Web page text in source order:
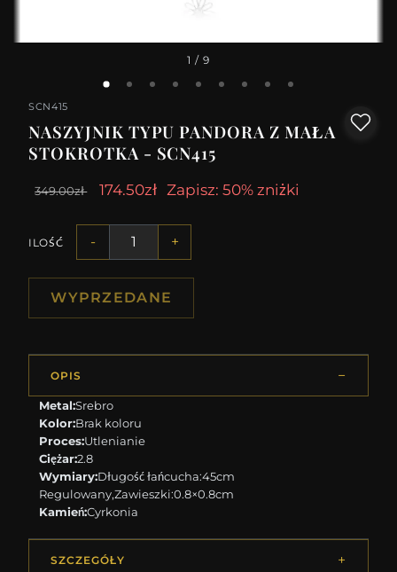
1 / 9
SCN415
NASZYJNIK TYPU PANDORA Z MAŁA
STOKROTKA - SCN415
349.00zł 174.50zł Zapisz: 50% zniżki
ILOŚĆ - +
WYPRZEDANE
OPIS
Metal:Srebro
Kolor:Brak koloru
Proces:Utlenianie
Ciężar:2.8
Wymiary:Długość łańcucha:45cm
Regulowany,Zawieszki:0.8×0.8cm
Kamień:Cyrkonia
SZCZEGÓŁY